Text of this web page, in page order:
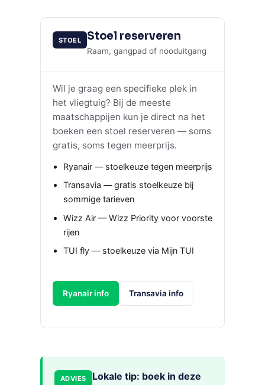
STOEL Stoel reserveren
Raam, gangpad of nooduitgang
Wil je graag een specifieke plek in
het vliegtuig? Bij de meeste
maatschappijen kun je direct na het
boeken een stoel reserveren — soms
gratis, soms tegen meerprijs.
Ryanair — stoelkeuze tegen meerprijs
Transavia — gratis stoelkeuze bij
sommige tarieven
Wizz Air — Wizz Priority voor voorste
rijen
TUI fly — stoelkeuze via Mijn TUI
Ryanair info Transavia info
ADVIES
Lokale tip: boek in deze